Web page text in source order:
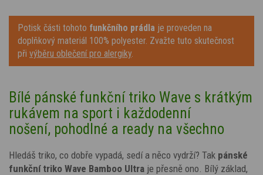
Potisk části tohoto funkčního prádla je proveden na
doplňkový materiál 100% polyester. Zvažte tuto skutečnost
při výběru oblečení pro alergiky.
Bílé pánské funkční triko Wave s krátkým
rukávem na sport i každodenní
nošení, pohodlné a ready na všechno
Hledáš triko, co dobře vypadá, sedí a něco vydrží? Tak pánské
funkční triko Wave Bamboo Ultra je přesně ono. Bílý základ,